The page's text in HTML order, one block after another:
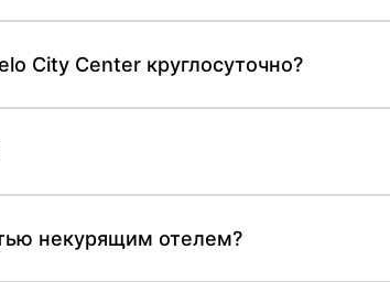
City Center круглосуточно?
некурящим отелем?